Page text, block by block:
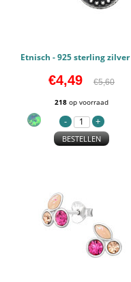
€4,49 €5,60
218 op voorraad
BESTELLEN